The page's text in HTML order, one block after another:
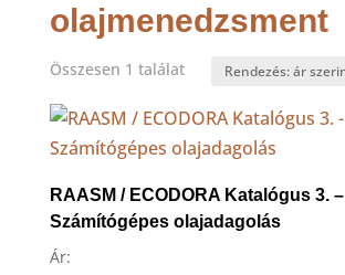
olajmenedzsment
Összesen 1 találat
RAASM / ECODORA Katalógus 3. –
Számítógépes olajadagolás
Ár: